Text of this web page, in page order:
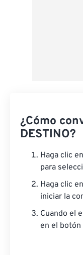
¿Cómo
DESTINO?
Haga clic
para
Haga clic
iniciar la
Cuando el
en el botón